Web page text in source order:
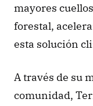
mayores
forestal,
esta solución
A través de su
comunidad,